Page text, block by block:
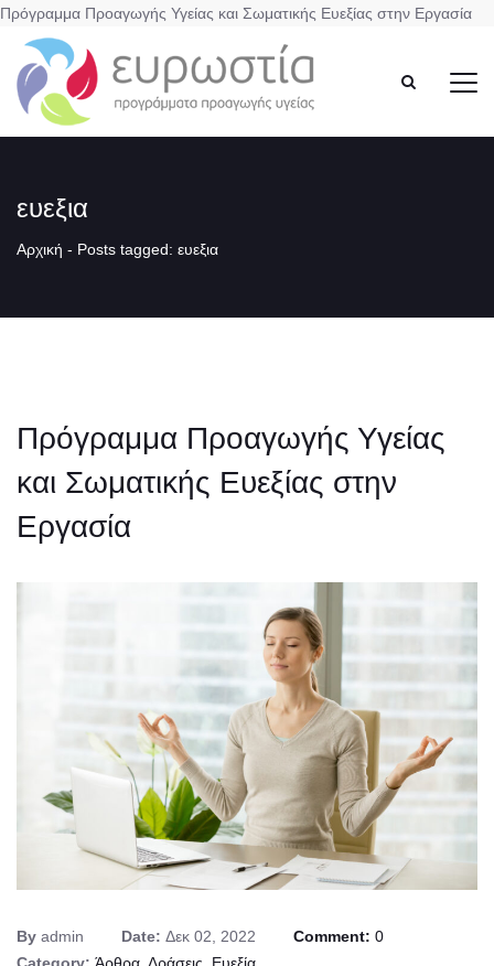
Πρόγραμμα Προαγωγής Υγείας και Σωματικής Ευεξίας στην Εργασία
ευεξια
Αρχική - Posts tagged: ευεξια
Πρόγραμμα Προαγωγής Υγείας
και Σωματικής Ευεξίας στην
Εργασία
By admin Date: Δεκ 02, 2022 Comment: 0
Category: Άρθρα Δράσεις Ευεξία